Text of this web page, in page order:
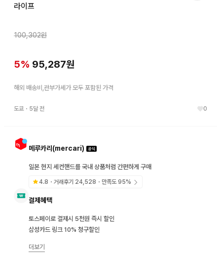
라이프
100,302원
5% 95,287원
해외 배송비,관부가세가 모두 포함된 가격
도쿄・ 5달 전 0
메루카리(mercari)
일본 현지 세컨핸드를 국내 상품처럼 간편하게 구매
4.8 ・거래후기 24,528 ・만족도95%
결제혜택
토스페이로 결제시 5천원 즉시 할인
삼성카드 링크 10% 청구할인
더보기